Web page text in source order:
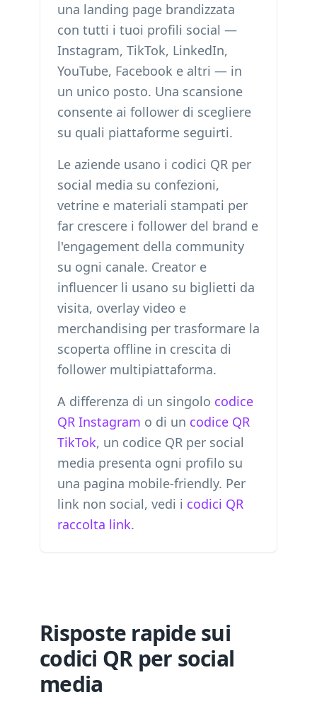
una landing page brandizzata
con tutti i tuoi profili social —
Instagram, TikTok, LinkedIn,
YouTube, Facebook e altri — in
un unico posto. Una scansione
consente ai follower di scegliere
su quali piattaforme seguirti.
Le aziende usano i codici QR per
social media su confezioni,
vetrine e materiali stampati per
far crescere i follower del brand e
l'engagement della community
su ogni canale. Creator e
influencer li usano su biglietti da
visita, overlay video e
merchandising per trasformare la
scoperta offline in crescita di
follower multipiattaforma.
A differenza di un singolo codice
QR Instagram o di un codice QR
TikTok, un codice QR per social
media presenta ogni profilo su
una pagina mobile-friendly. Per
link non social, vedi i codici QR
raccolta link.
Risposte rapide sui
codici QR per social
media